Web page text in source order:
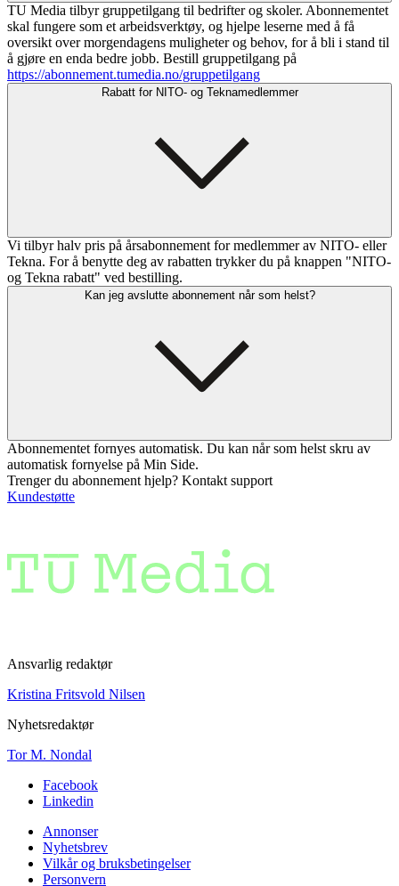
TU Media tilbyr gruppetilgang til bedrifter og skoler. Abonnementet
skal fungere som et arbeidsverktøy, og hjelpe leserne med å få
oversikt over morgendagens muligheter og behov, for å bli i stand til
å gjøre en enda bedre jobb. Bestill gruppetilgang på
https://abonnement.tumedia.no/gruppetilgang
Rabatt for NITO- og Teknamedlemmer
Vi tilbyr halv pris på årsabonnement for medlemmer av NITO- eller
Tekna. For å benytte deg av rabatten trykker du på knappen "NITO-
og Tekna rabatt" ved bestilling.
Kan jeg avslutte abonnement når som helst?
Abonnementet fornyes automatisk. Du kan når som helst skru av
automatisk fornyelse på Min Side.
Trenger du abonnement hjelp? Kontakt support
Kundestøtte
Ansvarlig redaktør
Kristina Fritsvold Nilsen
Nyhetsredaktør
Tor M. Nondal
Facebook
Linkedin
Annonser
Nyhetsbrev
Vilkår og bruksbetingelser
Personvern